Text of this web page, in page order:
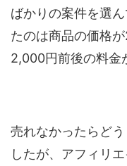
ばかりの案件を選
たのは商品の価格
2,000円前後の料金
売れなかったらど
したが、アフィリ